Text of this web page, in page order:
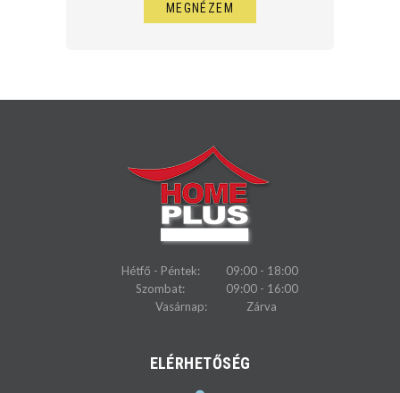
MEGNÉZEM
Hétfő - Péntek:
09:00 - 18:00
Szombat:
09:00 - 16:00
Vasárnap:
Zárva
ELÉRHETŐSÉG